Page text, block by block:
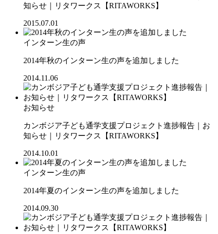
知らせ｜リタワークス【RITAWORKS】
2015.07.01
インターン生の声
2014年秋のインターン生の声を追加しました
2014.11.06
お知らせ
カンボジア子ども通学支援プロジェクト進捗報告｜お
知らせ｜リタワークス【RITAWORKS】
2014.10.01
インターン生の声
2014年夏のインターン生の声を追加しました
2014.09.30